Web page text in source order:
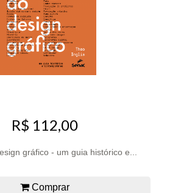
R$ 112,00
gráfico - um guia histórico e...
Comprar